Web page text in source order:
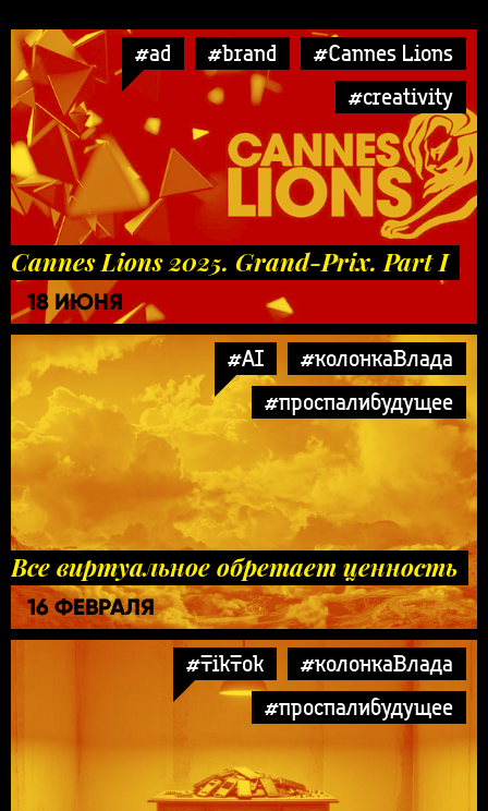
#ad #brand
#Cannes Lions
#creativity
Cannes Lions 2025. Grand-Prix. Part I
18 ИЮНЯ
#AI
#колонкаВлада
#проспалибудущее
Все виртуальное обретает ценность
16 ФЕВРАЛЯ
#TikTok
#колонкаВлада
#проспалибудущее